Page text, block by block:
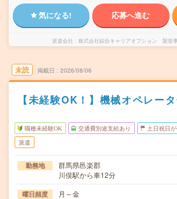
気になる! 応募へ進む
派遣会社 株式会社綜合キャリアオプション 製造事
未読 掲載日 2026/08/06
【未経験OK！】機械オペレー
職種未経験OK 交通費別途支給あり 土日祝日
派遣
勤務地
群馬県邑楽郡
川俣駅から車12分
曜日頻度 月～金